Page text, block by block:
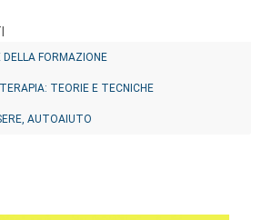
FORMAZIONE
TEORIE E TECNICHE
AUTOAIUTO